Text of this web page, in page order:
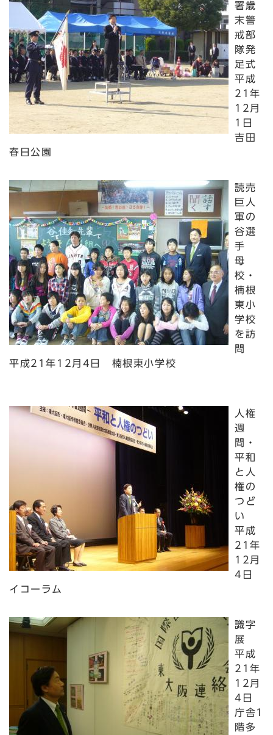
署歳
末警
戒部
隊発
足式
平成
21年
12月
1日
吉田
春日公園
読売
巨人
軍の
谷選
手
母
校・
楠根
東小
学校
を訪
問
平成21年12月4日 楠根東小学校
人権
週
間・
平和
と人
権の
つど
い
平成
21年
12月
4日
イコーラム
識字
展
平成
21年
12月
4日
庁舎1
階多